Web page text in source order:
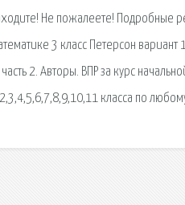
Не пожалеете! Подробные
3 класс Петерсон
часть 2. Авторы. ВПР за курс
класса по